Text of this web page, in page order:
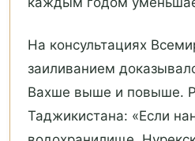
На консультациях
заиливанием
Вахше выше и повыше.
Таджикистана: «Если